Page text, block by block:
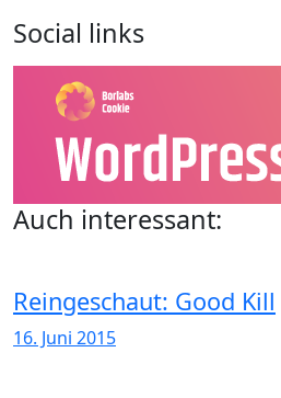
Social links
Auch interessant:
Reingeschaut: Good Kill
16. Juni 2015